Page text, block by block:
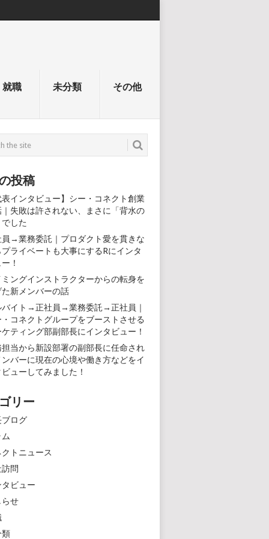
就職 未分類 その他
投稿
表インタビュー】シー・コネクト創業
｜失敗は許されない、まさに「背水の
した
員→業務委託｜プロダクト愛を貫きな
プライベートも大事にするRにインタ
！
ミングインストラクターからの転身を
た新メンバーの話
バイト→正社員→業務委託→正社員｜
・コネクトグループをブーストさせる
ティング部副部長にインタビュー！
担当から新設部署の副部長に任命され
ンバーに現在の心境や働き方などをイ
ューしてみました！
リー
ブログ
トニュース
問
ビュー
らせ
類